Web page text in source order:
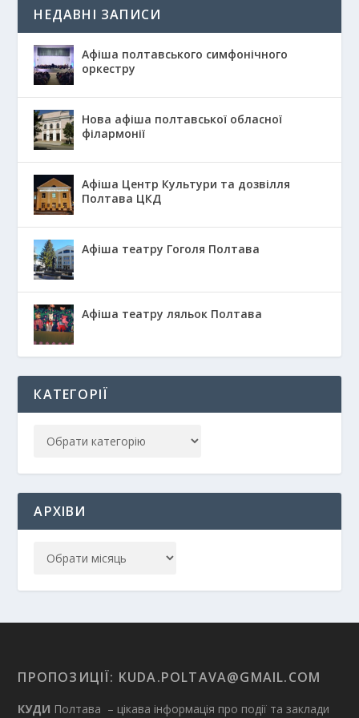
НЕДАВНІ ЗАПИСИ
Афіша полтавського симфонічного
оркестру
Нова афіша полтавської обласної
філармонії
Афіша Центр Культури та дозвілля
Полтава ЦКД
Афіша театру Гоголя Полтава
Афіша театру ляльок Полтава
КАТЕГОРІЇ
АРХІВИ
ПРОПОЗИЦІЇ: KUDA.POLTAVA@GMAIL.COM
КУДИ Полтава – цікава інформація про події та заклади